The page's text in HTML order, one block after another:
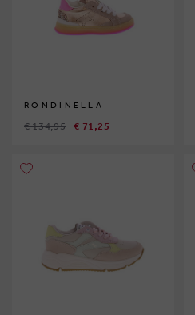
RONDINELLA
€ 134,95 € 71,25